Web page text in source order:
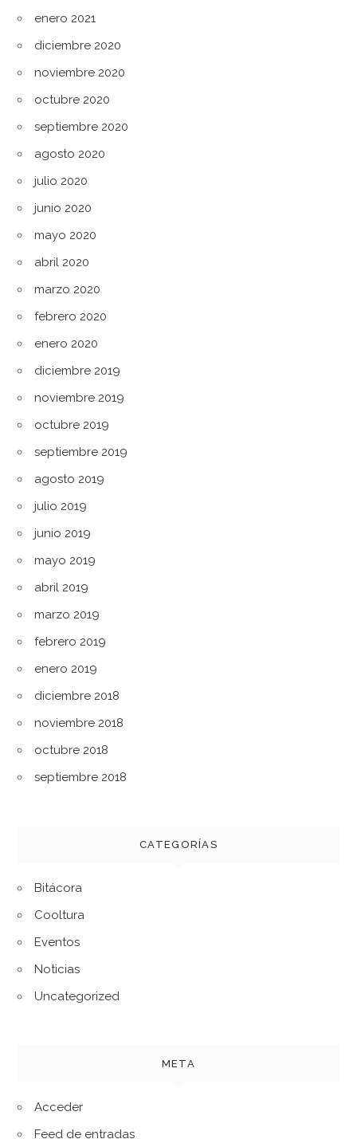
enero 2021
diciembre 2020
noviembre 2020
octubre 2020
septiembre 2020
agosto 2020
julio 2020
junio 2020
mayo 2020
abril 2020
marzo 2020
febrero 2020
enero 2020
diciembre 2019
noviembre 2019
octubre 2019
septiembre 2019
agosto 2019
julio 2019
junio 2019
mayo 2019
abril 2019
marzo 2019
febrero 2019
enero 2019
diciembre 2018
noviembre 2018
octubre 2018
septiembre 2018
CATEGORÍAS
Bitácora
Cooltura
Eventos
Noticias
Uncategorized
META
Acceder
Feed de entradas